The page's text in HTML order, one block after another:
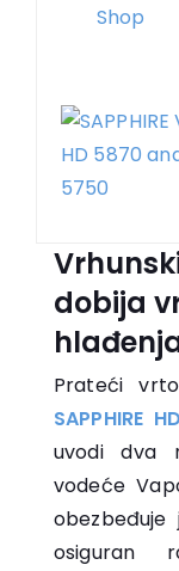
dobija
Prateći
SAPPHIRE
uvodi dva
vodeće
osiguran